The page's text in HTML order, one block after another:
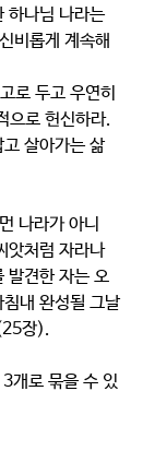
하나님 나라는
비롭게 계속해
로 두고 우연히
으로 헌신하라.
살아가는 삶
나라가 아니
앗처럼 자라나
견한 자는 오
내 완성될 그날
장).
개로 묶을 수 있